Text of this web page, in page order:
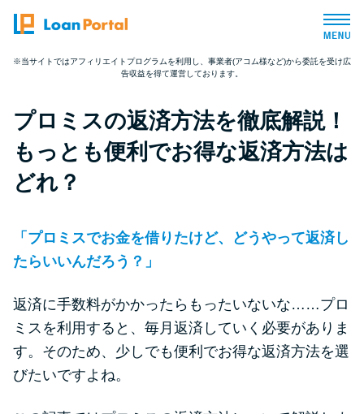
トップページ
おすすめコンテンツ
バレずに借りたい方向け
審査が不安な方向け
便利なコンテンツ
※当サイトではアフィリエイトプログラムを利用し、事業者(アコム様など)から委託を受け広
告収益を得て運営しております。
プロミスの返済方法を徹底解説！
もっとも便利でお得な返済方法は
どれ？
「プロミスでお金を借りたけど、どうやって返済し
たらいいんだろう？」
返済に手数料がかかったらもったいないな……プロ
ミスを利用すると、毎月返済していく必要がありま
す。そのため、少しでも便利でお得な返済方法を選
びたいですよね。